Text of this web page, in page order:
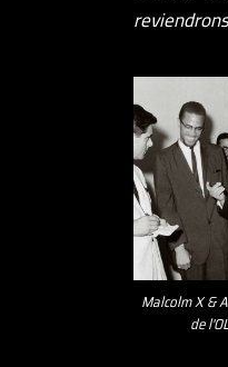
Malcolm X &
de